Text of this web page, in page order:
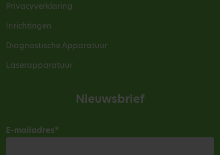
Privacyverklaring
Inrichtingen
Diagnostische Apparatuur
Laserapparatuur
Nieuwsbrief
E-mailadres*